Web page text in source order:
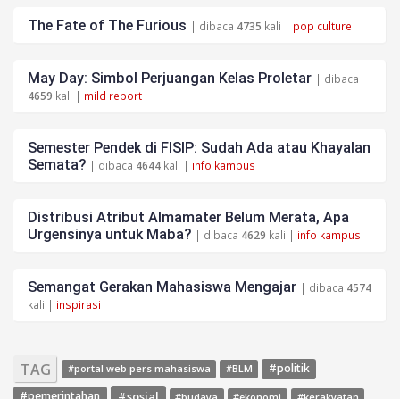
The Fate of The Furious | dibaca 4735 kali | pop culture
May Day: Simbol Perjuangan Kelas Proletar | dibaca
4659 kali | mild report
Semester Pendek di FISIP: Sudah Ada atau Khayalan
Semata? | dibaca 4644 kali | info kampus
Distribusi Atribut Almamater Belum Merata, Apa
Urgensinya untuk Maba? | dibaca 4629 kali | info kampus
Semangat Gerakan Mahasiswa Mengajar | dibaca 4574
kali | inspirasi
TAG #portal web pers mahasiswa #BLM
#politik